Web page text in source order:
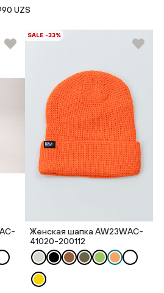
UZS
SALE -33%
Женская шапка AW23WAC-
41020-200112